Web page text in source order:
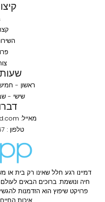
דמיינו רגע חלל שאינו רק בית או
חיה ונושמת. ברוכים הבאים
פרויקט שיפוץ הוא הזדמנות
ראשון - חמישי : 8:00 -
שישי -
מאייל: Office@ruppltd.com
טלפון : 0501234567